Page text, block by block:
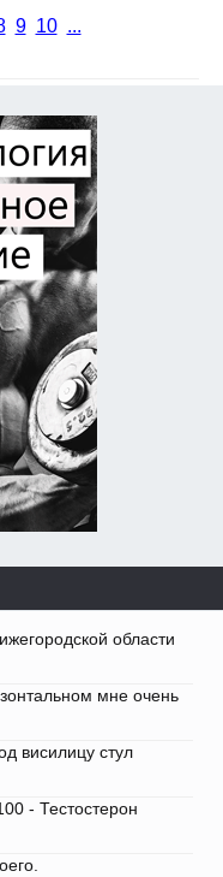
9 10 ...
области
мне очень
висилицу стул
- Тестостерон